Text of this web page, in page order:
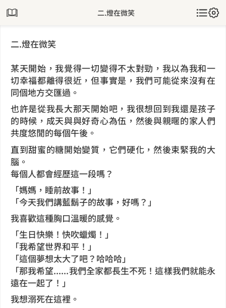
二.燈在微笑
二.燈在微笑
某天開始，我覺得一切變得不太對勁，我以為我和一
切幸福都離得很近，但事實是，我們可能從來沒有在
同個地方交匯過。
也許是從我長大那天開始吧，我很想回到我還是孩子
的時候，成天與與好奇心為伍，然後與親暱的家人們
共度悠閒的每個午後。
直到甜蜜的糖開始變質，它們硬化，然後束緊我的大
腦。
每個人都會經歷這一段嗎？
「媽媽，睡前故事！」
「今天我們講藍鬍子的故事，好嗎？」
我喜歡這種胸口溫暖的感覺。
「生日快樂！快吹蠟燭！」
「我希望世界和平！」
「這個夢想太大了吧？哈哈哈」
「那我希望......我們全家都長生不死！這樣我們就能永
遠在一起了！」
我想溺死在這裡。